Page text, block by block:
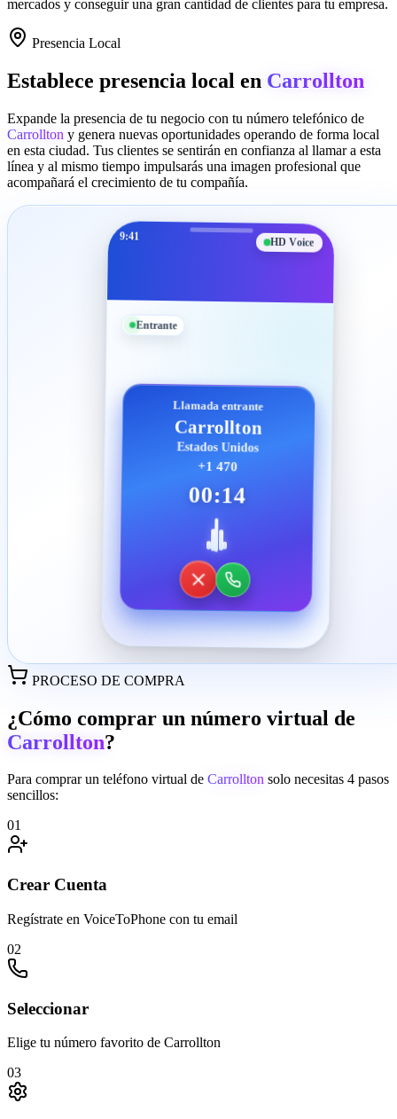
mercados y conseguir una gran cantidad de clientes para tu empresa.
Presencia Local
Establece presencia local en Carrollton
Expande la presencia de tu negocio con tu número telefónico de
Carrollton y genera nuevas oportunidades operando de forma local
en esta ciudad. Tus clientes se sentirán en confianza al llamar a esta
línea y al mismo tiempo impulsarás una imagen profesional que
acompañará el crecimiento de tu compañía.
9:41 HD Voice
Entrante
Llamada entrante
Carrollton
Estados Unidos
+1 470
00:14
PROCESO DE COMPRA
¿Cómo comprar un número virtual de
Carrollton?
Para comprar un teléfono virtual de Carrollton solo necesitas 4 pasos
sencillos:
01
Crear Cuenta
Regístrate en VoiceToPhone con tu email
02
Seleccionar
Elige tu número favorito de Carrollton
03